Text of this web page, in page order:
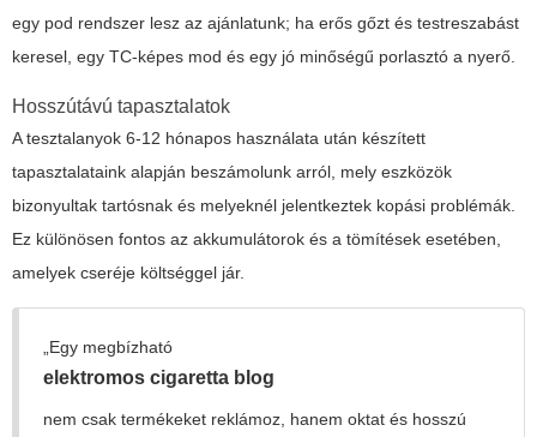
egy pod rendszer lesz az ajánlatunk; ha erős gőzt és testreszabást
keresel, egy TC-képes mod és egy jó minőségű porlasztó a nyerő.
Hosszútávú tapasztalatok
A tesztalanyok 6-12 hónapos használata után készített
tapasztalataink alapján beszámolunk arról, mely eszközök
bizonyultak tartósnak és melyeknél jelentkeztek kopási problémák.
Ez különösen fontos az akkumulátorok és a tömítések esetében,
amelyek cseréje költséggel jár.
„Egy megbízható
elektromos cigaretta blog
nem csak termékeket reklámoz, hanem oktat és hosszú